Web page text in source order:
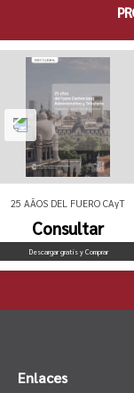
25 AÃOS DEL FUERO CAyT
Consultar
Descargar gratis y Comprar
Enlaces